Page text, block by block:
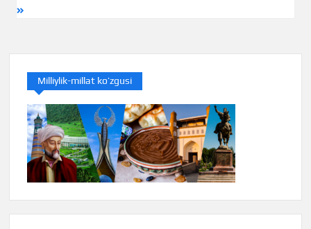
Milliylik-millat ko’zgusi